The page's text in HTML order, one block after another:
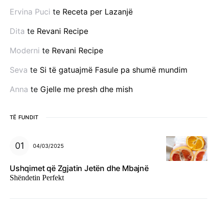
Ervina Puci te Receta per Lazanjë
Dita te Revani Recipe
Moderni te Revani Recipe
Seva te Si të gatuajmë Fasule pa shumë mundim
Anna te Gjelle me presh dhe mish
TË FUNDIT
04/03/2025
Ushqimet që Zgjatin Jetën dhe Mbajnë
Shëndetin Perfekt